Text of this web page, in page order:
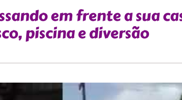
em frente a sua
piscina e diversão